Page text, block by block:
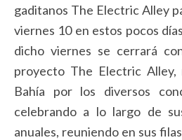
gaditanos The Electric Alley
viernes 10 en estos pocos
dicho viernes se cerrará
proyecto The Electric Alley,
Bahía por los diversos
celebrando a lo largo de
anuales, reuniendo en sus